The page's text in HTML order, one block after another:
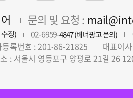
문의 및 요청 :
정) 02-6959-4847 (배너광고 문의)
등록번호 : 201-86-21825
대표이
: 서울시 영등포구 양평로 21길 26